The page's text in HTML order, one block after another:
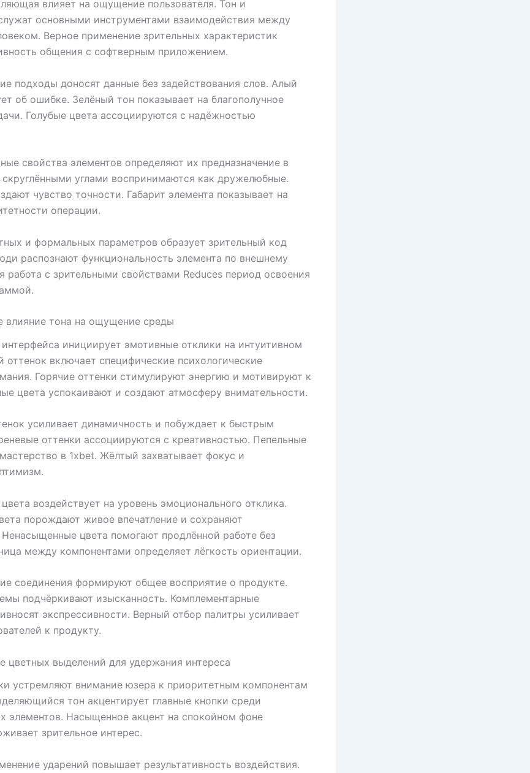
влияет на ощущение пользователя. Тон и
основными инструментами взаимодействия между
Верное применение зрительных характеристик
общения с софтверным приложением.
подходы доносят данные без задействования слов. Алый
об ошибке. Зелёный тон показывает на благополучное
Голубые цвета ассоциируются с надёжностью
свойства элементов определяют их предназначение в
скруглёнными углами воспринимаются как дружелюбные.
чувство точности. Габарит элемента показывает на
операции.
и формальных параметров образует зрительный код
распознают функциональность элемента по внешнему
работа с зрительными свойствами Reduces период освоения
влияние тона на ощущение среды
инициирует эмотивные отклики на интуитивном
включает специфические психологические
Горячие оттенки стимулируют энергию и мотивируют к
цвета успокаивают и создают атмосферу внимательности.
усиливает динамичность и побуждает к быстрым
оттенки ассоциируются с креативностью. Пепельные
в 1xbet. Жёлтый захватывает фокус и
воздействует на уровень эмоционального отклика.
порождают живое впечатление и сохраняют
цвета помогают продлённой работе без
между компонентами определяет лёгкость ориентации.
соединения формируют общее восприятие о продукте.
подчёркивают изысканность. Комплементарные
экспрессивности. Верный отбор палитры усиливает
к продукту.
цветных выделений для удержания интереса
устремляют внимание юзера к приоритетным компонентам
тон акцентирует главные кнопки среди
элементов. Насыщенное акцент на спокойном фоне
зрительное интерес.
ударений повышает результативность воздействия.